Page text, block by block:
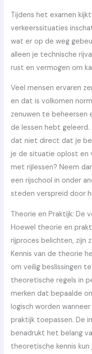
Tijdens het examen
verkeerssituaties
wat er op de weg
alleen je technische
rust en vermogen om
Veel mensen ervaren
en dat is volkomen
zenuwen te
de lessen hebt
dat niet direct dat je
je de situatie oplost en
met rijlessen? Neem
een rijschool in onder
steden verspreid door
Theorie en Praktijk: De
Hoewel theorie en
rijproces belichten, zijn
Kennis van de theorie
om veilig beslissingen
theoretische regels in
merken dat bepaalde
logisch worden
praktijk toepassen. De
benadrukt het belang
theoretische kennis